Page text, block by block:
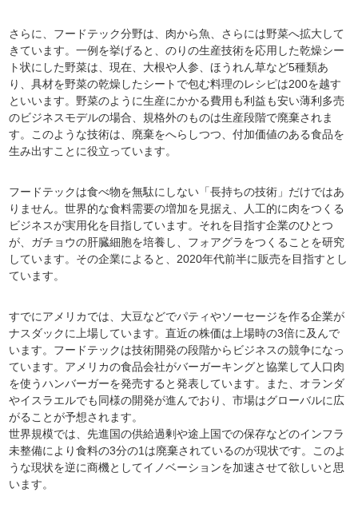
さらに、フードテック分野は、肉から魚、さらには野菜へ拡大して
きています。一例を挙げると、のりの生産技術を応用した乾燥シー
ト状にした野菜は、現在、大根や人参、ほうれん草など5種類あ
り、具材を野菜の乾燥したシートで包む料理のレシピは200を越す
といいます。野菜のように生産にかかる費用も利益も安い薄利多売
のビジネスモデルの場合、規格外のものは生産段階で廃棄されま
す。このような技術は、廃棄をへらしつつ、付加価値のある食品を
生み出すことに役立っています。
フードテックは食べ物を無駄にしない「長持ちの技術」だけではあ
りません。世界的な食料需要の増加を見据え、人工的に肉をつくる
ビジネスが実用化を目指しています。それを目指す企業のひとつ
が、ガチョウの肝臓細胞を培養し、フォアグラをつくることを研究
しています。その企業によると、2020年代前半に販売を目指すとし
ています。
すでにアメリカでは、大豆などでパティやソーセージを作る企業が
ナスダックに上場しています。直近の株価は上場時の3倍に及んで
います。フードテックは技術開発の段階からビジネスの競争になっ
ています。アメリカの食品会社がバーガーキングと協業して人口肉
を使うハンバーガーを発売すると発表しています。また、オランダ
やイスラエルでも同様の開発が進んでおり、市場はグローバルに広
がることが予想されます。
世界規模では、先進国の供給過剰や途上国での保存などのインフラ
未整備により食料の3分の1は廃棄されているのが現状です。このよ
うな現状を逆に商機としてイノベーションを加速させて欲しいと思
います。